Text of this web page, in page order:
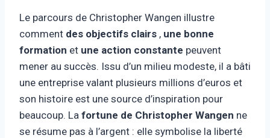
Le parcours de Christopher Wangen illustre
comment des objectifs clairs , une bonne
formation et une action constante peuvent
mener au succès. Issu d’un milieu modeste, il a bâti
une entreprise valant plusieurs millions d’euros et
son histoire est une source d’inspiration pour
beaucoup. La fortune de Christopher Wangen ne
se résume pas à l’argent : elle symbolise la liberté